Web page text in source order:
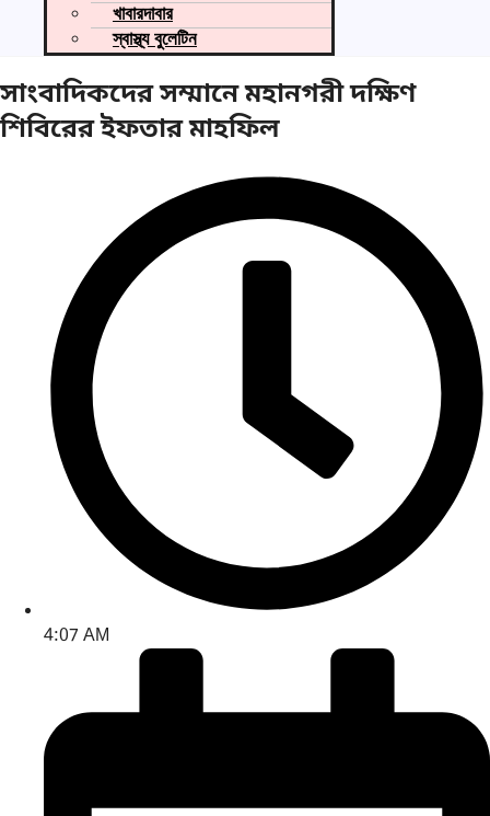
খাবারদাবার
স্বাস্থ্য বুলেটিন
সাংবাদিকদের সম্মানে মহানগরী দক্ষিণ
শিবিরের ইফতার মাহফিল
4:07 AM